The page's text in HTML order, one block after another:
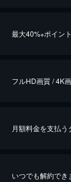
最大40%※ポイン
※40％ポイント還元
iOSアプリのUコイ
フルHD画質 / 4K
月額料金を支払う
いつでも解約でき